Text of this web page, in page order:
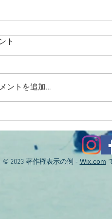
08/01涸沼川釣果報告
様
ト
ントを追加…
© 2023著作権表示の例 - Wix.com